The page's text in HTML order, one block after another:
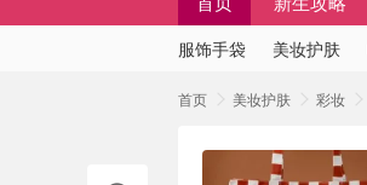
服饰手袋 美妆护肤
首页 美妆护肤 彩妆